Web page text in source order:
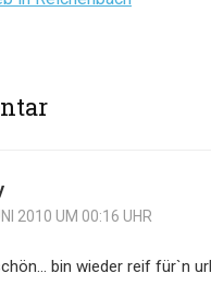
2010 UM 00:16 UHR
bin wieder reif für`n